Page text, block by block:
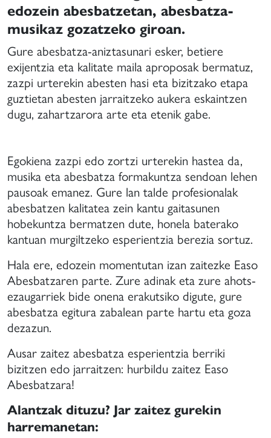
edozein abesbatzetan, abesbatza-
musikaz gozatzeko giroan.
Gure abesbatza-aniztasunari esker, betiere
exijentzia eta kalitate maila aproposak bermatuz,
zazpi urterekin abesten hasi eta bizitzako etapa
guztietan abesten jarraitzeko aukera eskaintzen
dugu, zahartzarora arte eta etenik gabe.
Egokiena zazpi edo zortzi urterekin hastea da,
musika eta abesbatza formakuntza sendoan lehen
pausoak emanez. Gure lan talde profesionalak
abesbatzen kalitatea zein kantu gaitasunen
hobekuntza bermatzen dute, honela baterako
kantuan murgiltzeko esperientzia berezia sortuz.
Hala ere, edozein momentutan izan zaitezke Easo
Abesbatzaren parte. Zure adinak eta zure ahots-
ezaugarriek bide onena erakutsiko digute, gure
abesbatza egitura zabalean parte hartu eta goza
dezazun.
Ausar zaitez abesbatza esperientzia berriki
bizitzen edo jarraitzen: hurbildu zaitez Easo
Abesbatzara!
Alantzak dituzu? Jar zaitez gurekin
harremanetan: